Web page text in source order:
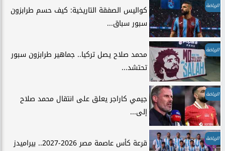
الرياضة
كواليس الصفقة التاريخية: كيف حسم طرابزون
سبور سباق...
الرياضة
محمد صلاح يصل تركيا.. جماهير طرابزون سبور
تحتشد...
الرياضة
جيمي كاراجر يعلق على انتقال محمد صلاح
إلى...
الرياضة
قرعة كأس عاصمة مصر 2026-2027.. بيراميدز